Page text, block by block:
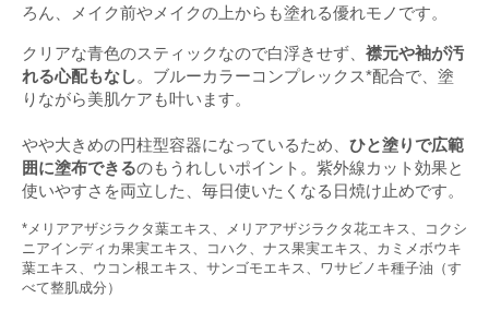
ろん、メイク前やメイクの上からも塗れる優れモノです。
クリアな青色のスティックなので白浮きせず、 襟元や袖が汚
れる心配もなし。ブルーカラーコンプレックス*配合で、塗
りながら美肌ケアも叶います。
やや大きめの円柱型容器になっているため、 ひと塗りで広範
囲に塗布できるのもうれしいポイント。紫外線カット効果と
使いやすさを両立した、毎日使いたくなる日焼け止めです。
*メリアアザジラクタ葉エキス、メリアアザジラクタ花エキス、コクシ
ニアインディカ果実エキス、コハク、ナス果実エキス、カミメボウキ
葉エキス、ウコン根エキス、サンゴモエキス、ワサビノキ種子油（す
べて整肌成分）